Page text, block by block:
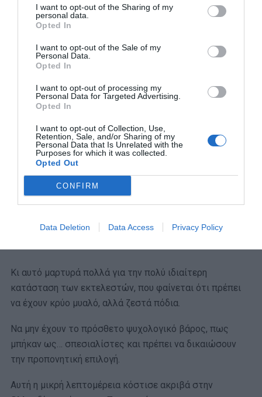
I want to opt-out of the Sharing of my
personal data.
Opted In
I want to opt-out of the Sale of my
Personal Data.
Opted In
I want to opt-out of processing my
Personal Data for Targeted Advertising.
Opted In
I want to opt-out of Collection, Use,
Retention, Sale, and/or Sharing of my
Personal Data that Is Unrelated with the
Purposes for which it was collected.
Opted Out
CONFIRM
Data Deletion Data Access Privacy Policy
έδωσε μία πρόσκαιρη παράταση ζωής στην Γερμανία.
εξαίρεση, μα ο κανόνας!
έχουν μπει ως αλλαγή μετά το 115ο λεπτό σε αγώνα
νοκ-άουτ Παγκοσμίου Κυπέλλου ή Euro και εκτέλεσαν
115th minute before a World Cup or Euros
penalty shootout have missed from the spot. 😬
Is bringing on a substitute just to take a penalty
— Opta Analyst (@OptaAnalyst)
June 30, 2026
Κι αυτό μαρτυρά πολλά για την πολύ ιδιαίτερη
κατάσταση των εκτελεστών, που φαίνεται ότι πρέπει
να έχουν κρύο μυαλό, αλλά ζεστά πόδια.
Να μην έχουν το πρόσθετο ψυχολογικό βάρος, πως
μπήκαν ως… σπεσιαλίστες και πρέπει να δικαιώσουν
την προπονητική επιλογή.
Αυτή η μικρή λεπτομέρεια κόστισε ακριβά στην